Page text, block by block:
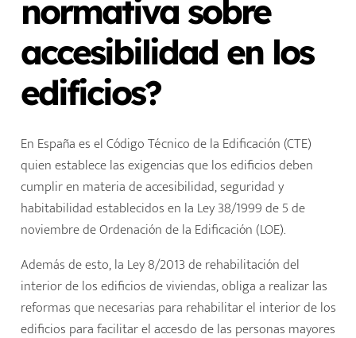
normativa sobre
accesibilidad en los
edificios?
En España es el Código Técnico de la Edificación (CTE)
quien establece las exigencias que los edificios deben
cumplir en materia de accesibilidad, seguridad y
habitabilidad establecidos en la Ley 38/1999 de 5 de
noviembre de Ordenación de la Edificación (LOE).
Además de esto, la Ley 8/2013 de rehabilitación del
interior de los edificios de viviendas, obliga a realizar las
reformas que necesarias para rehabilitar el interior de los
edificios para facilitar el accesdo de las personas mayores